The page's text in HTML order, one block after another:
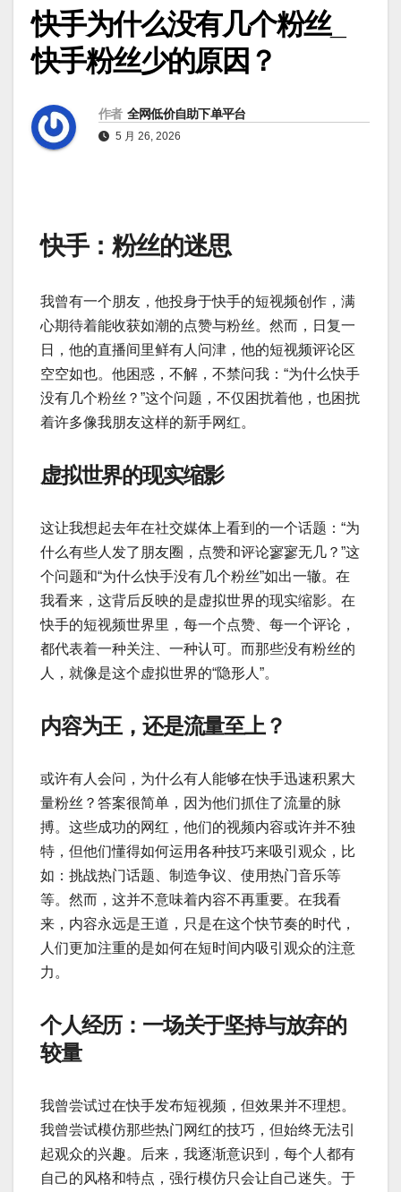
快手为什么没有几个粉丝_
快手粉丝少的原因？
作者 全网低价自助下单平台
5 月 26, 2026
快手：粉丝的迷思
我曾有一个朋友，他投身于快手的短视频创作，满
心期待着能收获如潮的点赞与粉丝。然而，日复一
日，他的直播间里鲜有人问津，他的短视频评论区
空空如也。他困惑，不解，不禁问我：“为什么快手
没有几个粉丝？”这个问题，不仅困扰着他，也困扰
着许多像我朋友这样的新手网红。
虚拟世界的现实缩影
这让我想起去年在社交媒体上看到的一个话题：“为
什么有些人发了朋友圈，点赞和评论寥寥无几？”这
个问题和“为什么快手没有几个粉丝”如出一辙。在
我看来，这背后反映的是虚拟世界的现实缩影。在
快手的短视频世界里，每一个点赞、每一个评论，
都代表着一种关注、一种认可。而那些没有粉丝的
人，就像是这个虚拟世界的“隐形人”。
内容为王，还是流量至上？
或许有人会问，为什么有人能够在快手迅速积累大
量粉丝？答案很简单，因为他们抓住了流量的脉
搏。这些成功的网红，他们的视频内容或许并不独
特，但他们懂得如何运用各种技巧来吸引观众，比
如：挑战热门话题、制造争议、使用热门音乐等
等。然而，这并不意味着内容不再重要。在我看
来，内容永远是王道，只是在这个快节奏的时代，
人们更加注重的是如何在短时间内吸引观众的注意
力。
个人经历：一场关于坚持与放弃的
较量
我曾尝试过在快手发布短视频，但效果并不理想。
我曾尝试模仿那些热门网红的技巧，但始终无法引
起观众的兴趣。后来，我逐渐意识到，每个人都有
自己的风格和特点，强行模仿只会让自己迷失。于